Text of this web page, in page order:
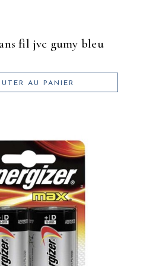
fil jvc gumy bleu
AU PANIER